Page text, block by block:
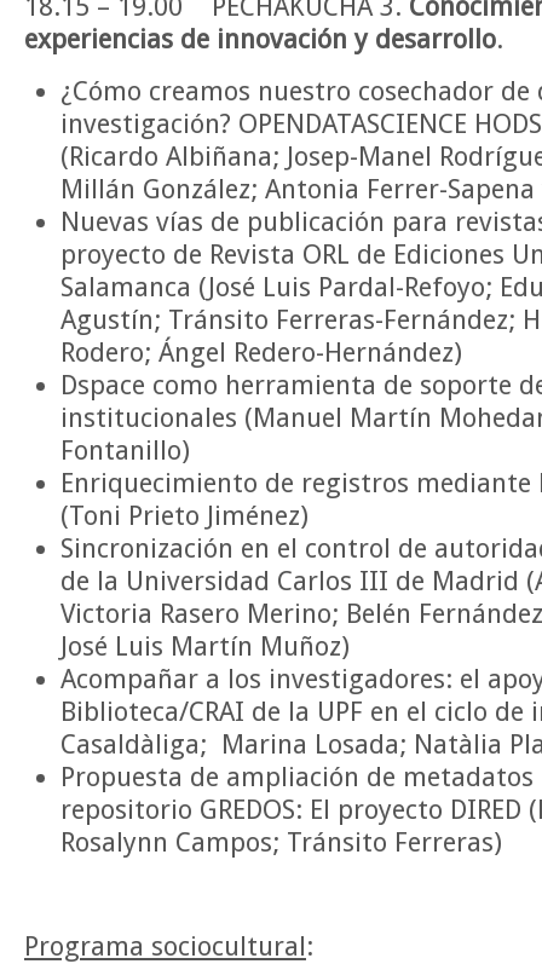
18.15 – 19.00 PECHAKUCHA 3.
experiencias de innovación y desarrollo.
¿Cómo creamos nuestro cosechador de
investigación? OPENDATASCIENCE
(Ricardo Albiñana; Josep-Manel
Millán González; Antonia Ferrer-
Nuevas vías de publicación para
proyecto de Revista ORL de Ediciones
Salamanca (José Luis Pardal-Refoyo;
Agustín; Tránsito Ferreras-Fernández;
Rodero; Ángel Redero-Hernández)
Dspace como herramienta de soporte
institucionales (Manuel Martín
Fontanillo)
Enriquecimiento de registros mediante
(Toni Prieto Jiménez)
Sincronización en el control de
de la Universidad Carlos III de Madrid
Victoria Rasero Merino; Belén
José Luis Martín Muñoz)
Acompañar a los investigadores: el
Biblioteca/CRAI de la UPF en el ciclo
Casaldàliga; Marina Losada; Natàlia
Propuesta de ampliación de
repositorio GREDOS: El proyecto DIRED
Rosalynn Campos; Tránsito Ferreras)
Programa sociocultural: